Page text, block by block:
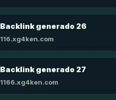
Backlink generado 26
116.xg4ken.com
Backlink generado 27
1166.xg4ken.com